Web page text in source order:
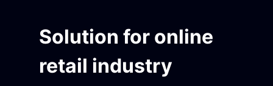
Solution for online
retail industry